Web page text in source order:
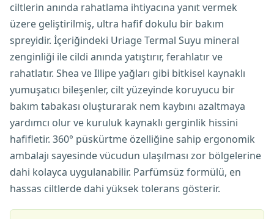
ciltlerin anında rahatlama ihtiyacına yanıt vermek
üzere geliştirilmiş, ultra hafif dokulu bir bakım
spreyidir. İçeriğindeki Uriage Termal Suyu mineral
zenginliği ile cildi anında yatıştırır, ferahlatır ve
rahatlatır. Shea ve Illipe yağları gibi bitkisel kaynaklı
yumuşatıcı bileşenler, cilt yüzeyinde koruyucu bir
bakım tabakası oluşturarak nem kaybını azaltmaya
yardımcı olur ve kuruluk kaynaklı gerginlik hissini
hafifletir. 360° püskürtme özelliğine sahip ergonomik
ambalajı sayesinde vücudun ulaşılması zor bölgelerine
dahi kolayca uygulanabilir. Parfümsüz formülü, en
hassas ciltlerde dahi yüksek tolerans gösterir.